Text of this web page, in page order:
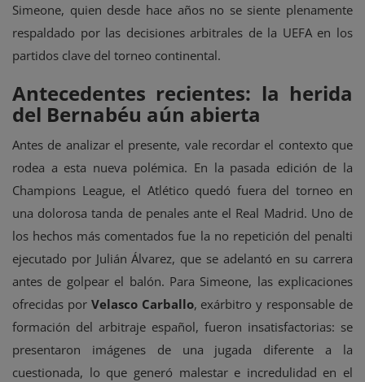
Simeone, quien desde hace años no se siente plenamente
respaldado por las decisiones arbitrales de la UEFA en los
partidos clave del torneo continental.
Antecedentes recientes: la herida
del Bernabéu aún abierta
Antes de analizar el presente, vale recordar el contexto que
rodea a esta nueva polémica. En la pasada edición de la
Champions League, el Atlético quedó fuera del torneo en
una dolorosa tanda de penales ante el Real Madrid. Uno de
los hechos más comentados fue la no repetición del penalti
ejecutado por Julián Álvarez, que se adelantó en su carrera
antes de golpear el balón. Para Simeone, las explicaciones
ofrecidas por Velasco Carballo, exárbitro y responsable de
formación del arbitraje español, fueron insatisfactorias: se
presentaron imágenes de una jugada diferente a la
cuestionada, lo que generó malestar e incredulidad en el